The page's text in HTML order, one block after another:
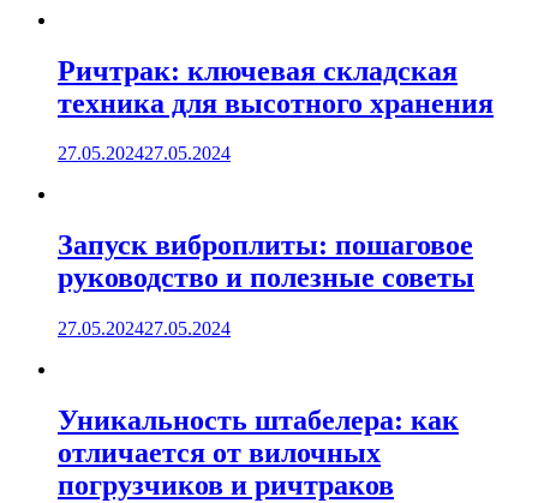
Ричтрак: ключевая складская
техника для высотного хранения
27.05.202427.05.2024
Запуск виброплиты: пошаговое
руководство и полезные советы
27.05.202427.05.2024
Уникальность штабелера: как
отличается от вилочных
погрузчиков и ричтраков